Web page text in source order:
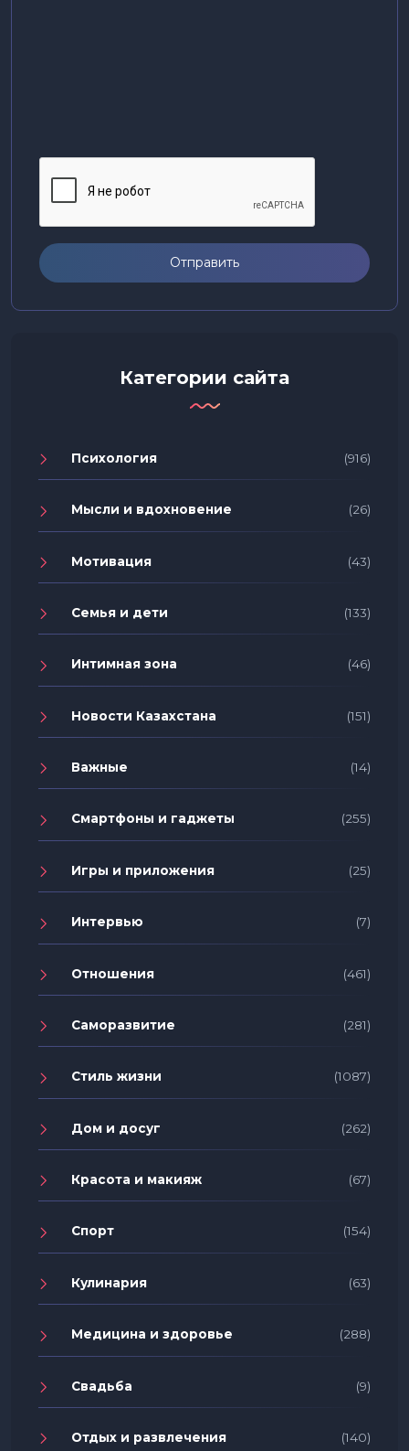
Отправить
Категории сайта
Психология (916)
Мысли и вдохновение (26)
Мотивация (43)
Семья и дети (133)
Интимная зона (46)
Новости Казахстана (151)
Важные (14)
Смартфоны и гаджеты (255)
Игры и приложения (25)
Интервью (7)
Отношения (461)
Саморазвитие (281)
Стиль жизни (1087)
Дом и досуг (262)
Красота и макияж (67)
Спорт (154)
Кулинария (63)
Медицина и здоровье (288)
Свадьба (9)
Отдых и развлечения (140)